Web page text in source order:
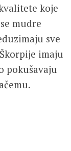
koje
mudre
sve
imaju
pokušavaju